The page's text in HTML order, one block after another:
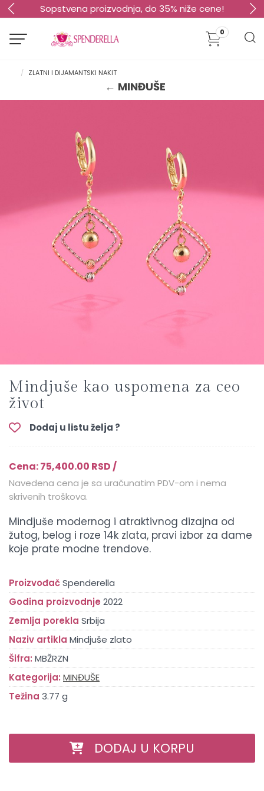
Sopstvena proizvodnja, do 35% niže cene!
0
ZLATNI I DIJAMANTSKI NAKIT
← MINĐUŠE
Mindjuše kao uspomena za ceo
život
Dodaj u listu želja ?
Cena: 75,400.00 RSD /
Navedena cena je sa uračunatim PDV-om i nema
skrivenih troškova.
Mindjuše modernog i atraktivnog dizajna od
žutog, belog i roze 14k zlata, pravi izbor za dame
koje prate modne trendove.
ProizvođačSpenderella
Godina proizvodnje 2022
Zemlja porekla Srbija
Naziv artikla Mindjuše zlato
Šifra: MBŽRZN
Kategorija: MINĐUŠE
Težina 3.77 g
DODAJ U KORPU